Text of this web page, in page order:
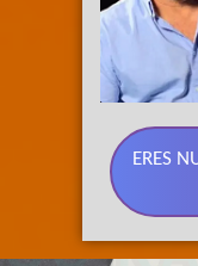
ERES